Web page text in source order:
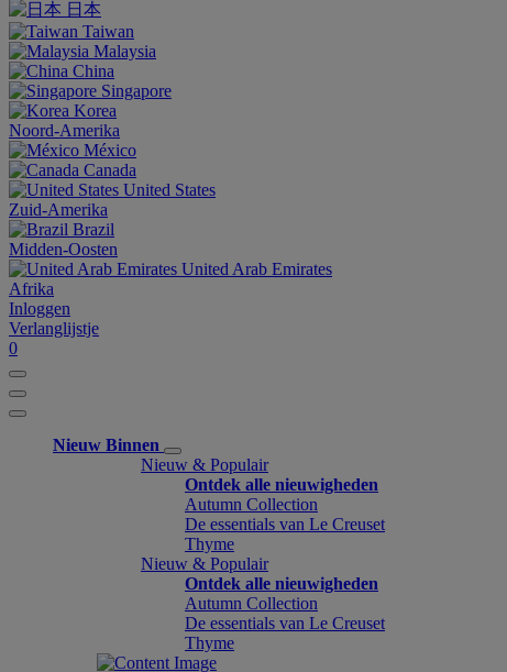
日本
Taiwan
Malaysia
China
Singapore
Korea
Noord-Amerika
México
Canada
United States
Zuid-Amerika
Brazil
Midden-Oosten
United Arab Emirates
Afrika
Inloggen
Verlanglijstje
0
Nieuw Binnen
Nieuw & Populair
Ontdek alle nieuwigheden
Autumn Collection
De essentials van Le Creuset
Thyme
Nieuw & Populair
Ontdek alle nieuwigheden
Autumn Collection
De essentials van Le Creuset
Thyme